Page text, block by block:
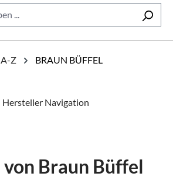
A-Z BRAUN BÜFFEL
Hersteller Navigation
Braun Büffel